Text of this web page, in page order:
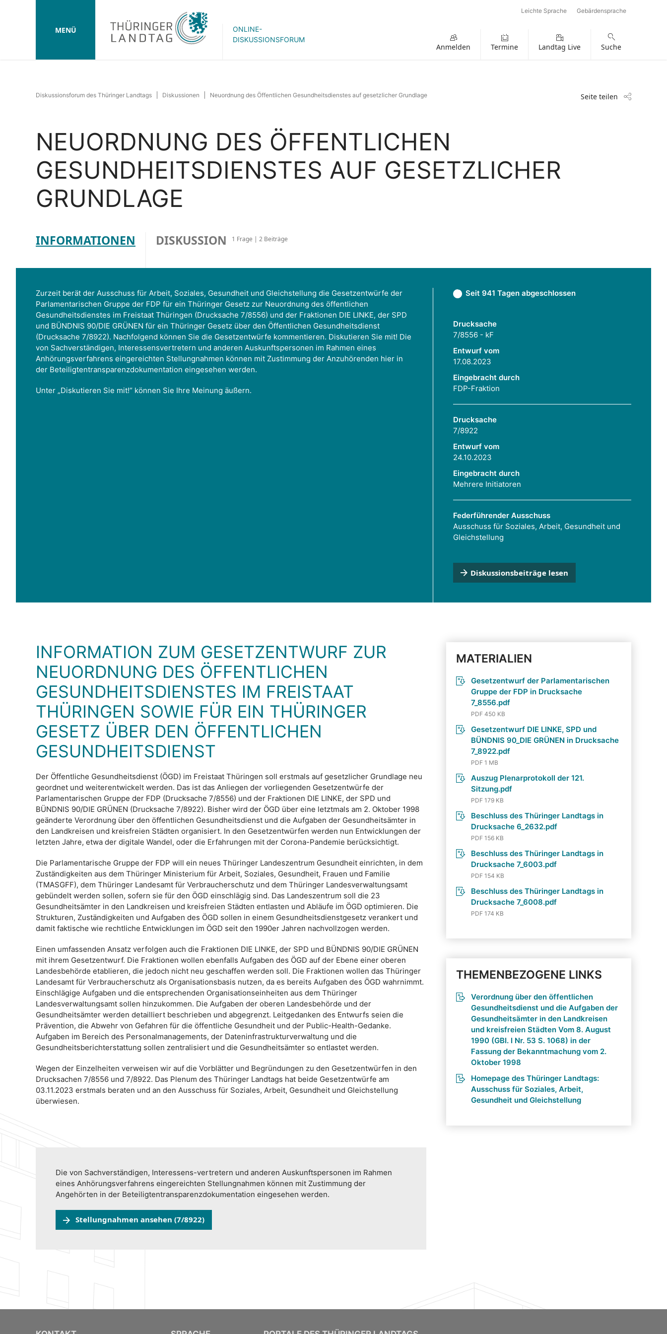
MENÜ
ONLINE-
DISKUSSIONSFORUM
Leichte Sprache Gebärdensprache
Anmelden Termine Landtag Live Suche
Diskussionsforum des Thüringer Landtags Diskussionen Neuordnung des Öffentlichen Gesundheitsdienstes auf gesetzlicher Grundlage Seite teilen
NEUORDNUNG DES ÖFFENTLICHEN
GESUNDHEITSDIENSTES AUF GESETZLICHER
GRUNDLAGE
INFORMATIONEN DISKUSSION 1 Frage | 2 Beiträge
Zurzeit berät der Ausschuss für Arbeit, Soziales, Gesundheit und Gleichstellung die Gesetzentwürfe der
Parlamentarischen Gruppe der FDP für ein Thüringer Gesetz zur Neuordnung des öffentlichen
Gesundheitsdienstes im Freistaat Thüringen (Drucksache 7/8556) und der Fraktionen DIE LINKE, der SPD
und BÜNDNIS 90/DIE GRÜNEN für ein Thüringer Gesetz über den Öffentlichen Gesundheitsdienst
(Drucksache 7/8922). Nachfolgend können Sie die Gesetzentwürfe kommentieren. Diskutieren Sie mit! Die
von Sachverständigen, Interessensvertretern und anderen Auskunftspersonen im Rahmen eines
Anhörungsverfahrens eingereichten Stellungnahmen können mit Zustimmung der Anzuhörenden hier in
der Beteiligtentransparenzdokumentation eingesehen werden.
Unter „Diskutieren Sie mit!“ können Sie Ihre Meinung äußern.
Seit 941 Tagen abgeschlossen
Drucksache
7/8556 - kF
Entwurf vom
17.08.2023
Eingebracht durch
FDP-Fraktion
Drucksache
7/8922
Entwurf vom
24.10.2023
Eingebracht durch
Mehrere Initiatoren
Federführender Ausschuss
Ausschuss für Soziales, Arbeit, Gesundheit und
Gleichstellung
Diskussionsbeiträge lesen
INFORMATION ZUM GESETZENTWURF ZUR
NEUORDNUNG DES ÖFFENTLICHEN
GESUNDHEITSDIENSTES IM FREISTAAT
THÜRINGEN SOWIE FÜR EIN THÜRINGER
GESETZ ÜBER DEN ÖFFENTLICHEN
GESUNDHEITSDIENST
Der Öffentliche Gesundheitsdienst (ÖGD) im Freistaat Thüringen soll erstmals auf gesetzlicher Grundlage neu
geordnet und weiterentwickelt werden. Das ist das Anliegen der vorliegenden Gesetzentwürfe der
Parlamentarischen Gruppe der FDP (Drucksache 7/8556) und der Fraktionen DIE LINKE, der SPD und
BÜNDNIS 90/DIE GRÜNEN (Drucksache 7/8922). Bisher wird der ÖGD über eine letztmals am 2. Oktober 1998
geänderte Verordnung über den öffentlichen Gesundheitsdienst und die Aufgaben der Gesundheitsämter in
den Landkreisen und kreisfreien Städten organisiert. In den Gesetzentwürfen werden nun Entwicklungen der
letzten Jahre, etwa der digitale Wandel, oder die Erfahrungen mit der Corona-Pandemie berücksichtigt.
Die Parlamentarische Gruppe der FDP will ein neues Thüringer Landeszentrum Gesundheit einrichten, in dem
Zuständigkeiten aus dem Thüringer Ministerium für Arbeit, Soziales, Gesundheit, Frauen und Familie
(TMASGFF), dem Thüringer Landesamt für Verbraucherschutz und dem Thüringer Landesverwaltungsamt
gebündelt werden sollen, sofern sie für den ÖGD einschlägig sind. Das Landeszentrum soll die 23
Gesundheitsämter in den Landkreisen und kreisfreien Städten entlasten und Abläufe im ÖGD optimieren. Die
Strukturen, Zuständigkeiten und Aufgaben des ÖGD sollen in einem Gesundheitsdienstgesetz verankert und
damit faktische wie rechtliche Entwicklungen im ÖGD seit den 1990er Jahren nachvollzogen werden.
Einen umfassenden Ansatz verfolgen auch die Fraktionen DIE LINKE, der SPD und BÜNDNIS 90/DIE GRÜNEN
mit ihrem Gesetzentwurf. Die Fraktionen wollen ebenfalls Aufgaben des ÖGD auf der Ebene einer oberen
Landesbehörde etablieren, die jedoch nicht neu geschaffen werden soll. Die Fraktionen wollen das Thüringer
Landesamt für Verbraucherschutz als Organisationsbasis nutzen, da es bereits Aufgaben des ÖGD wahrnimmt.
Einschlägige Aufgaben und die entsprechenden Organisationseinheiten aus dem Thüringer
Landesverwaltungsamt sollen hinzukommen. Die Aufgaben der oberen Landesbehörde und der
Gesundheitsämter werden detailliert beschrieben und abgegrenzt. Leitgedanken des Entwurfs seien die
Prävention, die Abwehr von Gefahren für die öffentliche Gesundheit und der Public-Health-Gedanke.
Aufgaben im Bereich des Personalmanagements, der Dateninfrastrukturverwaltung und die
Gesundheitsberichterstattung sollen zentralisiert und die Gesundheitsämter so entlastet werden.
Wegen der Einzelheiten verweisen wir auf die Vorblätter und Begründungen zu den Gesetzentwürfen in den
Drucksachen 7/8556 und 7/8922. Das Plenum des Thüringer Landtags hat beide Gesetzentwürfe am
03.11.2023 erstmals beraten und an den Ausschuss für Soziales, Arbeit, Gesundheit und Gleichstellung
überwiesen.
Die von Sachverständigen, Interessens-vertretern und anderen Auskunftspersonen im Rahmen
eines Anhörungsverfahrens eingereichten Stellungnahmen können mit Zustimmung der
Angehörten in der Beteiligtentransparenzdokumentation eingesehen werden.
Stellungnahmen ansehen (7/8922)
MATERIALIEN
Gesetzentwurf der Parlamentarischen
Gruppe der FDP in Drucksache
7_8556.pdf
PDF 450 KB
Gesetzentwurf DIE LINKE, SPD und
BÜNDNIS 90_DIE GRÜNEN in Drucksache
7_8922.pdf
PDF 1 MB
Auszug Plenarprotokoll der 121.
Sitzung.pdf
PDF 179 KB
Beschluss des Thüringer Landtags in
Drucksache 6_2632.pdf
PDF 156 KB
Beschluss des Thüringer Landtags in
Drucksache 7_6003.pdf
PDF 154 KB
Beschluss des Thüringer Landtags in
Drucksache 7_6008.pdf
PDF 174 KB
THEMENBEZOGENE LINKS
Verordnung über den öffentlichen
Gesundheitsdienst und die Aufgaben der
Gesundheitsämter in den Landkreisen
und kreisfreien Städten Vom 8. August
1990 (GBI. I Nr. 53 S. 1068) in der
Fassung der Bekanntmachung vom 2.
Oktober 1998
Homepage des Thüringer Landtags:
Ausschuss für Soziales, Arbeit,
Gesundheit und Gleichstellung